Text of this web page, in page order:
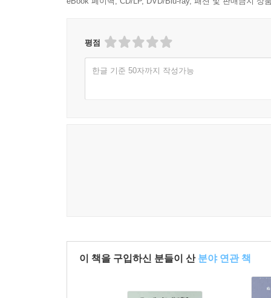
평점
한글 기준 50자까지 작성가능
이 책을 구입하신 분들이 산 분야 연관 책